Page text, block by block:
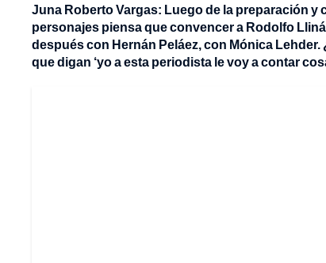
Juna Roberto Vargas: Luego de la preparación
personajes piensa que convencer a Rodolfo
después con Hernán Peláez, con Mónica
que digan ‘yo a esta periodista le voy a contar